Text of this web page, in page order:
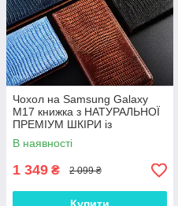
Чохол на Samsung Galaxy
M17 книжка з НАТУРАЛЬНОЇ
ПРЕМІУМ ШКІРИ із
підставкою протиударний
магнітний "VARAN"
В наявності
1 349 ₴ 2 099 ₴